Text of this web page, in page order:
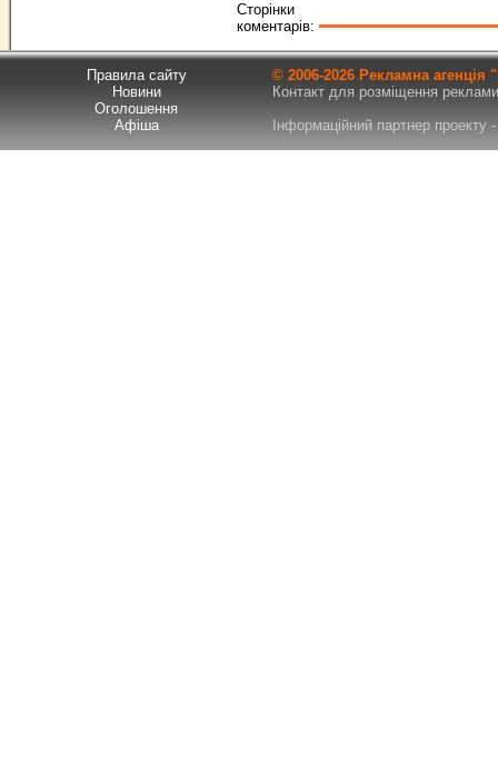
Сторінки
коментарів:
Правила сайту
Новини
Оголошення
Афіша
© 2006-2026 Рекламна
Контакт для розміщення
Інформаційний партнер проекту